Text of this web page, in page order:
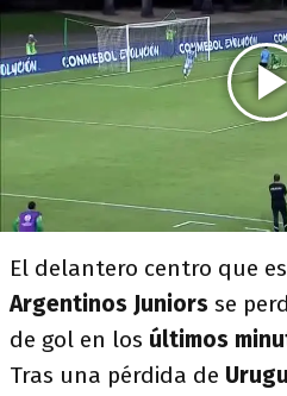
El delantero centro que
Argentinos Juniors se
de gol en los últimos
Tras una pérdida de